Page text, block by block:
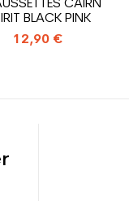
cher
CAIRN
BLACK PINK
12,90 €